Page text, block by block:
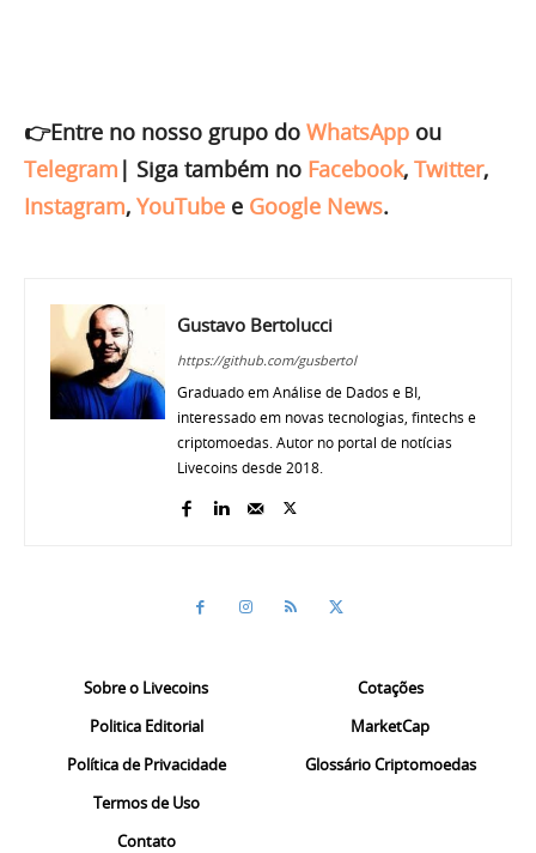
👉Entre no nosso grupo do WhatsApp ou
Telegram | Siga também no Facebook, Twitter,
Instagram, YouTube e Google News.
Gustavo Bertolucci
https://github.com/gusbertol
Graduado em Análise de Dados e BI,
interessado em novas tecnologias, fintechs e
criptomoedas. Autor no portal de notícias
Livecoins desde 2018.
Sobre o Livecoins
Politica Editorial
Política de Privacidade
Termos de Uso
Contato
Cotações
MarketCap
Glossário Criptomoedas